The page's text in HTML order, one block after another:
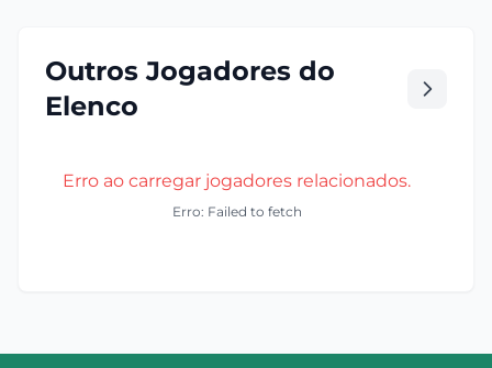
Outros Jogadores do
Elenco
Erro ao carregar jogadores relacionados.
Erro: Failed to fetch